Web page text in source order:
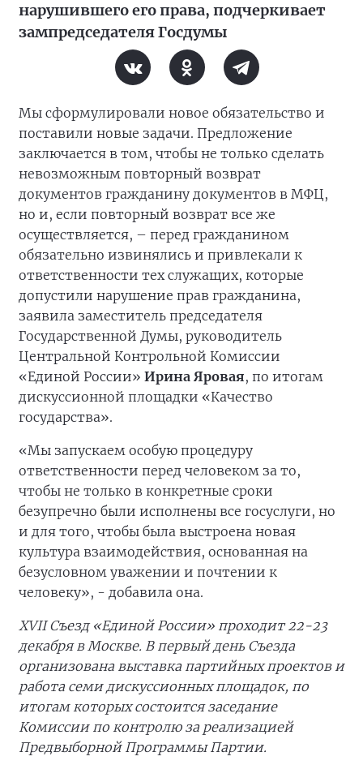
нарушившего его права, подчеркивает
зампредседателя Госдумы
Мы сформулировали новое обязательство и
поставили новые задачи. Предложение
заключается в том, чтобы не только сделать
невозможным повторный возврат
документов гражданину документов в МФЦ,
но и, если повторный возврат все же
осуществляется, – перед гражданином
обязательно извинялись и привлекали к
ответственности тех служащих, которые
допустили нарушение прав гражданина,
заявила заместитель председателя
Государственной Думы, руководитель
Центральной Контрольной Комиссии
«Единой России» Ирина Яровая, по итогам
дискуссионной площадки «Качество
государства».
«Мы запускаем особую процедуру
ответственности перед человеком за то,
чтобы не только в конкретные сроки
безупречно были исполнены все госуслуги, но
и для того, чтобы была выстроена новая
культура взаимодействия, основанная на
безусловном уважении и почтении к
человеку», - добавила она.
XVII Съезд «Единой России» проходит 22-23
декабря в Москве. В первый день Съезда
организована выставка партийных проектов и
работа семи дискуссионных площадок, по
итогам которых состоится заседание
Комиссии по контролю за реализацией
Предвыборной Программы Партии.